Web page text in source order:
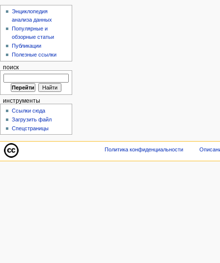
Энциклопедия
анализа данных
Популярные и
обзорные статьи
Публикации
Полезные ссылки
поиск
инструменты
Ссылки сюда
Загрузить файл
Спецстраницы
Политика конфиденциальности